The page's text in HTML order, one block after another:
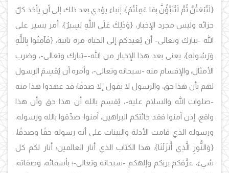
{لَتُبْعَثُنَّ ثُمَّ لَتُنَبَّؤُنَّ بِمَا عَمِلْتُمْ}، إنباء يؤدي بعد ذلك إلى أن يأخذ كلٌ
جزائه وليس مجرد الإخبار، {وَذَلِكَ عَلَى اللَّهِ يَسِيرٌ}، أمر يسير على
الله -تبارك وتعالى- أن يُعيدكم إلى الحياة مرة ثانية، {فَآمِنُوا بِاللَّهِ
وَرَسُولِهِ}، يعني بعد هذا الإخبار من الله-–تبارك وتعالى-، وضرب
الأمثال، والإقسام منه -سبحانه وتعالى-، وأمره أن يُقسِمَ الرسول
لهم بأن هذا حق، والرسول لا يقول إلا صدقًا؛ قد عهدوا هذا منه
-صلوات الله والسلام عليه-، يُقسِم بالله أن هذا حق وأن هذا
واقع، إذن آمنوا فقد جائتكم البراهين، آمنوا؛ صدِّقوا بالله ورسوله،
ورسوله الذي قامت الأدلة والبينات على أنه رسوله حقًا وصدقًا،
{وَالنُّورِ الَّذِي أَنزَلْنَا}، هذا الكتاب الذي أنار العالمين؛ أنار لكم كل
شيء، عرَّفكم بربكم وإلهكم -سبحانه وتعالى-؛ بأسمائه، وصفاته،